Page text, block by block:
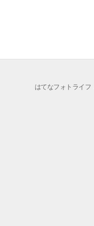
はてなフォトライフ